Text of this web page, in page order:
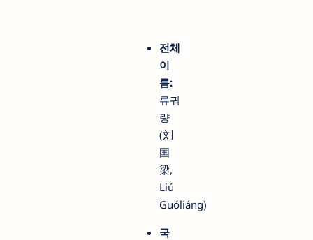
전체
이
름:
류궈
량
(刘
国
梁,
Liú
Guóliáng)
국